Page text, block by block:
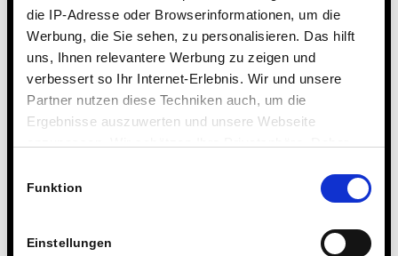
die IP-Adresse oder Browserinformationen, um die
Werbung, die Sie sehen, zu personalisieren. Das hilft
uns, Ihnen relevantere Werbung zu zeigen und
verbessert so Ihr Internet-Erlebnis. Wir und unsere
Partner nutzen diese Techniken auch, um die
Ergebnisse auszuwerten und unsere Webseite
Technologien.
Funktion
Einstellungen
schule@steinmuehle.de
Für das Internat:
Steinmühle gGmbH
Registergericht: Amtsgericht Marburg HRB 8376